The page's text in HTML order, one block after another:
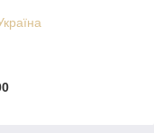
на будь-яку
убір? Ми можемо
Davani ми зібрали
уборів для